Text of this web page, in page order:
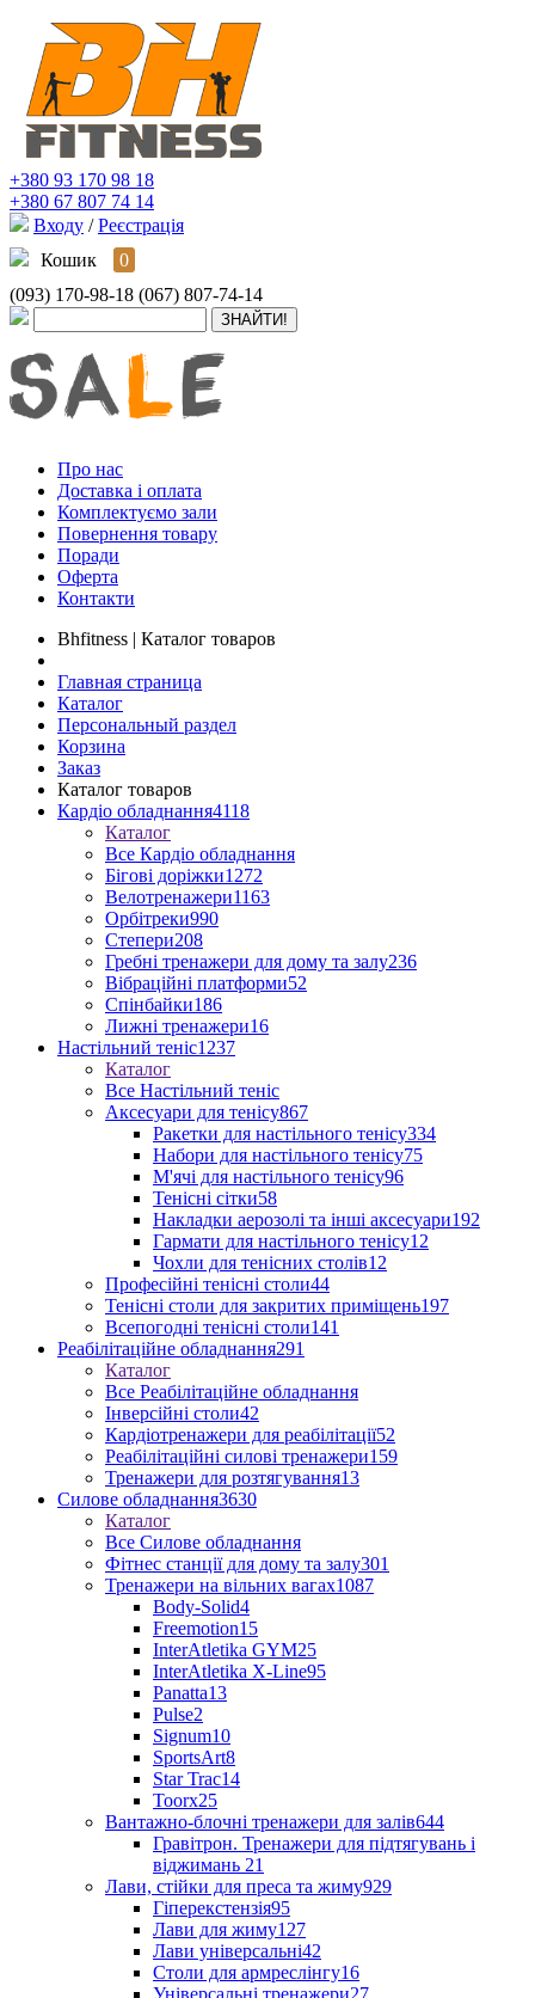
+380 93 170 98 18
+380 67 807 74 14
Входу / Реєстрація
Кошик
0
(093) 170-98-18 (067) 807-74-14
Про нас
Доставка і оплата
Комплектуємо зали
Повернення товару
Поради
Оферта
Контакти
Bhfitness | Каталог товаров
Главная страница
Каталог
Персональный раздел
Корзина
Заказ
Каталог товаров
Кардіо обладнання4118
Каталог
Все Кардіо обладнання
Бігові доріжки1272
Велотренажери1163
Орбітреки990
Степери208
Гребні тренажери для дому та залу236
Вібраційні платформи52
Спінбайки186
Лижні тренажери16
Настільний теніс1237
Каталог
Все Настільний теніс
Аксесуари для тенісу867
Ракетки для настільного тенісу334
Набори для настільного тенісу75
М'ячі для настільного тенісу96
Тенісні сітки58
Накладки аерозолі та інші аксесуари192
Гармати для настільного тенісу12
Чохли для тенісних столів12
Професійні тенісні столи44
Тенісні столи для закритих приміщень197
Всепогодні тенісні столи141
Реабілітаційне обладнання291
Каталог
Все Реабілітаційне обладнання
Інверсійні столи42
Кардіотренажери для реабілітації52
Реабілітаційні силові тренажери159
Тренажери для розтягування13
Силове обладнання3630
Каталог
Все Силове обладнання
Фітнес станції для дому та залу301
Тренажери на вільних вагах1087
Body-Solid4
Freemotion15
InterAtletika GYM25
InterAtletika X-Line95
Panatta13
Pulse2
Signum10
SportsArt8
Star Trac14
Toorx25
Вантажно-блочні тренажери для залів644
Гравітрон. Тренажери для підтягувань і
віджимань 21
Лави, стійки для преса та жиму929
Гіперекстензія95
Лави для жиму127
Лави універсальні42
Столи для армреслінгу16
Універсальні тренажери27